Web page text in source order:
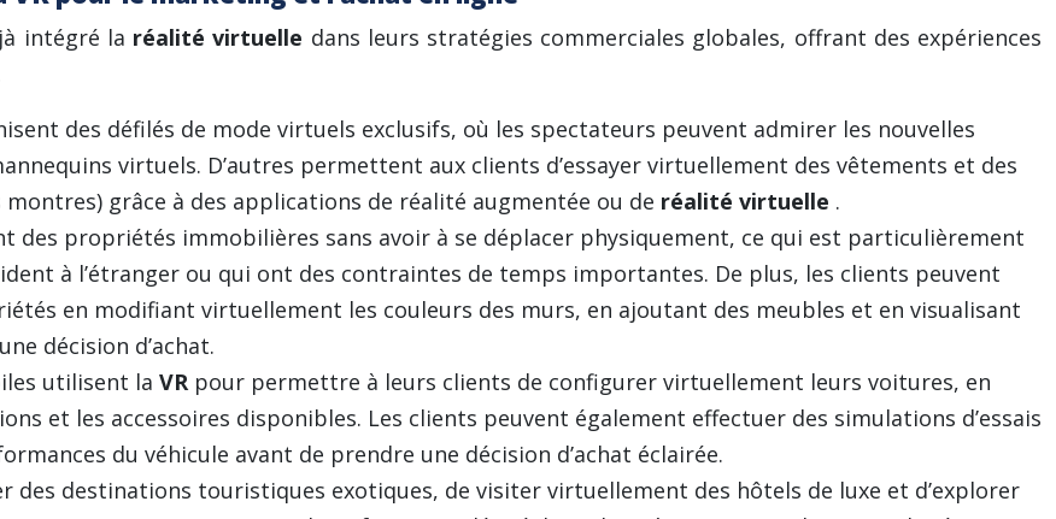
intégré la réalité virtuelle dans leurs stratégies commerciales globales, offrant des expériences
des défilés de mode virtuels exclusifs, où les spectateurs peuvent admirer les nouvelles
virtuels. D’autres permettent aux clients d’essayer virtuellement des vêtements et des
grâce à des applications de réalité augmentée ou de réalité virtuelle .
des propriétés immobilières sans avoir à se déplacer physiquement, ce qui est particulièrement
à l’étranger ou qui ont des contraintes de temps importantes. De plus, les clients peuvent
en modifiant virtuellement les couleurs des murs, en ajoutant des meubles et en visualisant
décision d’achat.
utilisent la VR pour permettre à leurs clients de configurer virtuellement leurs voitures, en
et les accessoires disponibles. Les clients peuvent également effectuer des simulations d’essais
du véhicule avant de prendre une décision d’achat éclairée.
des destinations touristiques exotiques, de visiter virtuellement des hôtels de luxe et d’explorer